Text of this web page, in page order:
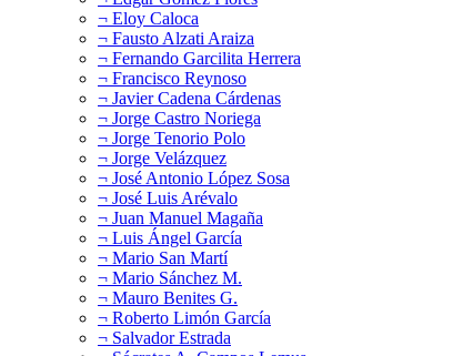
¬ Eloy Caloca
¬ Fausto Alzati Araiza
¬ Fernando Garcilita Herrera
¬ Francisco Reynoso
¬ Javier Cadena Cárdenas
¬ Jorge Castro Noriega
¬ Jorge Tenorio Polo
¬ Jorge Velázquez
¬ José Antonio López Sosa
¬ José Luis Arévalo
¬ Juan Manuel Magaña
¬ Luis Ángel García
¬ Mario San Martí
¬ Mario Sánchez M.
¬ Mauro Benites G.
¬ Roberto Limón García
¬ Salvador Estrada